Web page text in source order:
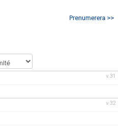
Prenumerera >>
v.31
v.32